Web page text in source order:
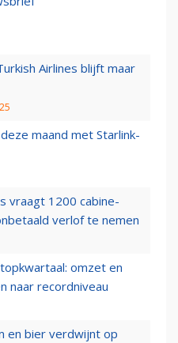
Airlines blijft maar
maand met Starlink-
vraagt 1200 cabine-
verlof te nemen
omzet en
naar recordniveau
en bier verdwijnt op